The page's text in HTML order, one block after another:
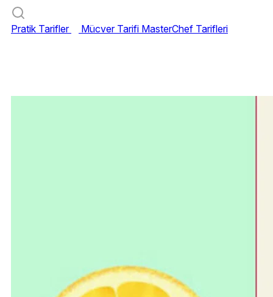
Pratik Tarifler Mücver Tarifi MasterChef Tarifleri